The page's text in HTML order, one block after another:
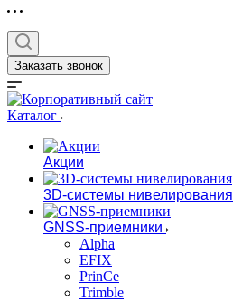
Заказать звонок
Каталог
Акции
3D-системы нивелирования
GNSS-приемники
Alpha
EFIX
PrinCe
Trimble